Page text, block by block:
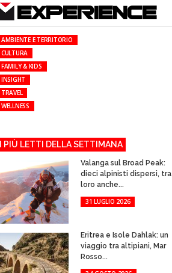
EXPERIENCE
AMBIENTE E TERRITORIO
CULTURA
FAMILY & KIDS
INSIGHT
TRAVEL
WELLNESS
I PIÙ LETTI DELLA SETTIMANA
Valanga sul Broad Peak:
dieci alpinisti dispersi, tra
loro anche...
31 LUGLIO 2026
Eritrea e Isole Dahlak: un
viaggio tra altipiani, Mar
Rosso...